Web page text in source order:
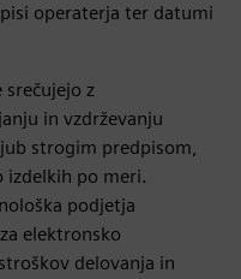
operaterja ter datumi
srečujejo z
in vzdrževanju
strogim predpisom,
izdelkih po meri.
podjetja
elektronsko
delovanja in